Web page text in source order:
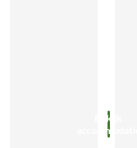
Bekijk
accommodatie